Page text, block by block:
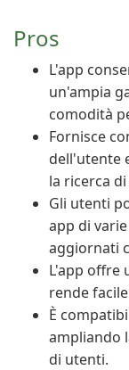
Pros
L'app
un'ampia
comodità
Fornisce
dell'utente
la ricerca
Gli utenti
app di
aggiornati
L'app offre
rende
È
ampliando
di utenti.